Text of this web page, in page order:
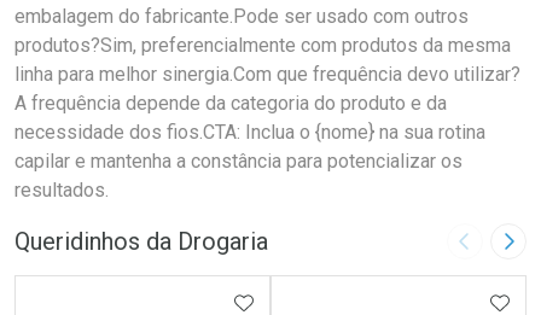
embalagem do fabricante.Pode ser usado com outros
produtos?Sim, preferencialmente com produtos da mesma
linha para melhor sinergia.Com que frequência devo utilizar?
A frequência depende da categoria do produto e da
necessidade dos fios.CTA: Inclua o {nome} na sua rotina
capilar e mantenha a constância para potencializar os
resultados.
Queridinhos da Drogaria Imagem
ADICIONAR AOS FAVORITOS